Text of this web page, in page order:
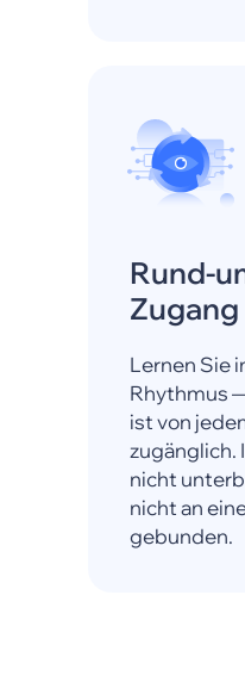
Rund-
Zugang
Lernen Sie
Rhythmus
ist von
zugänglich.
nicht
nicht an
gebunden.